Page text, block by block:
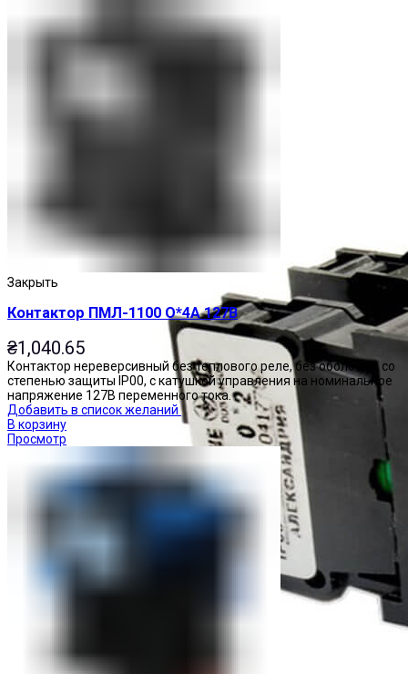
Закрыть
Контактор ПМЛ-1100 О*4А 127В
₴1,040.65
Контактор нереверсивный без теплового реле, без оболочки, со
степенью защиты IP00, с катушкой управления на номинальное
напряжение 127В переменного тока.
Добавить в список желаний
В корзину
Просмотр